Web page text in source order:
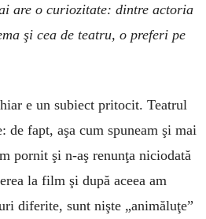
are o curiozitate: dintre actoria
şi cea de teatru, o preferi pe
e un subiect pritocit. Teatrul
de fapt, aşa cum spuneam şi mai
pornit şi n-aş renunţa niciodată
la film şi după aceea am
diferite, sunt nişte „animăluţe”